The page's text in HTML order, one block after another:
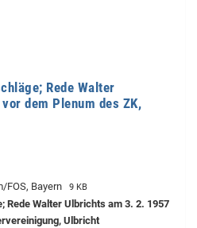
Rede Walter
dem Plenum des ZK,
FOS, Bayern 9 KB
Rede Walter Ulbrichts am 3. 2. 1957
Ulbricht